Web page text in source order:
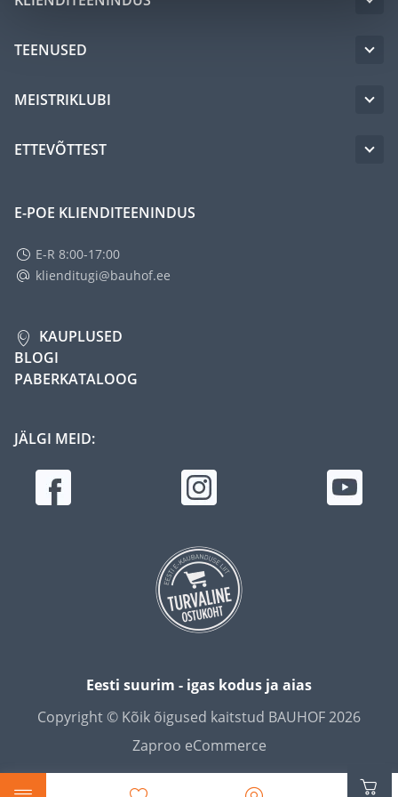
TEENUSED
MEISTRIKLUBI
ETTEVÕTTEST
E-POE KLIENDITEENINDUS
E-R 8:00-17:00
klienditugi@bauhof.ee
KAUPLUSED
BLOGI
PABERKATALOOG
JÄLGI MEID:
Eesti suurim - igas kodus ja aias
Copyright © Kõik õigused kaitstud BAUHOF 2026
Zaproo eCommerce